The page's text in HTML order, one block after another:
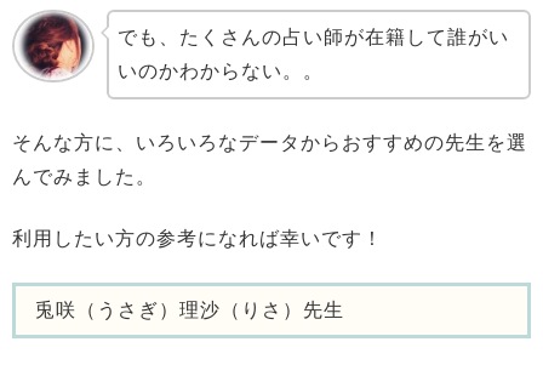
でも、たくさんの占い師が在籍して誰がい
いのかわからない。。
そんな方に、いろいろなデータからおすすめの先生を選
んでみました。
利用したい方の参考になれば幸いです！
兎咲（うさぎ）理沙（りさ）先生